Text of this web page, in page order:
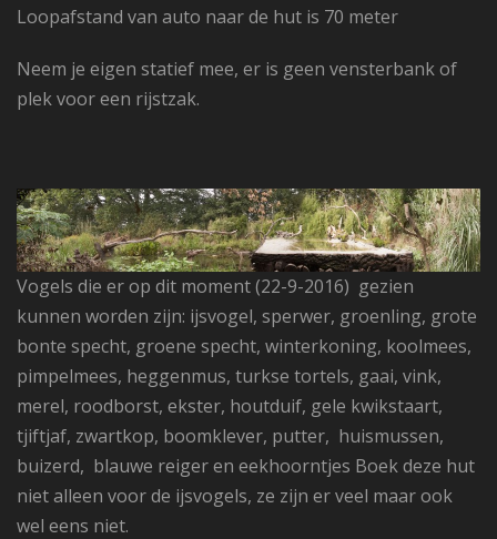
Loopafstand van auto naar de hut is 70 meter
Neem je eigen statief mee, er is geen vensterbank of
plek voor een rijstzak.
Vogels die er op dit moment (22-9-2016) gezien
kunnen worden zijn: ijsvogel, sperwer, groenling, grote
bonte specht, groene specht, winterkoning, koolmees,
pimpelmees, heggenmus, turkse tortels, gaai, vink,
merel, roodborst, ekster, houtduif, gele kwikstaart,
tjiftjaf, zwartkop, boomklever, putter, huismussen,
buizerd, blauwe reiger en eekhoorntjes Boek deze hut
niet alleen voor de ijsvogels, ze zijn er veel maar ook
wel eens niet.